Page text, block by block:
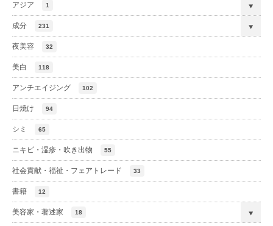
アジア 1
成分 231
夜美容 32
美白 118
アンチエイジング 102
日焼け 94
シミ 65
ニキビ・湿疹・吹き出物 55
社会貢献・福祉・フェアトレード 33
書籍 12
美容家・著述家 18